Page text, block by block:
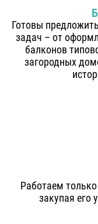
Готовы
задач – от
балконов
загородных
Работаем
закупая его